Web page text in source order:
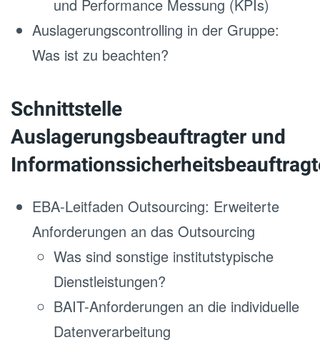
und Performance Messung (KPIs)
Auslagerungscontrolling in der Gruppe:
Was ist zu beachten?
Schnittstelle
Auslagerungsbeauftragter und
EBA-Leitfaden Outsourcing: Erweiterte
Anforderungen an das Outsourcing
Was sind sonstige institutstypische
Dienstleistungen?
BAIT-Anforderungen an die individuelle
Datenverarbeitung